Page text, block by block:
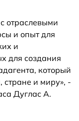
отраслевыми
и опыт для
и
для создания
который
стране и миру», -
Дуглас А.